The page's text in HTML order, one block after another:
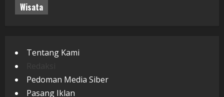
Wisata
Tentang Kami
Pedoman Media Siber
Pasang Iklan